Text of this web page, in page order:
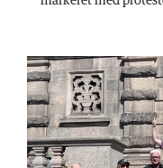
UDLAND
KALENDER
BLOGS
DEBAT